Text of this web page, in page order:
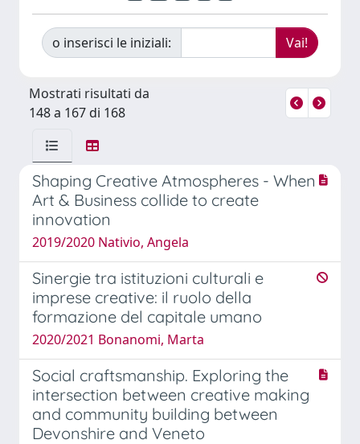
o inserisci le iniziali:
Mostrati risultati da
148 a 167 di 168
Shaping Creative Atmospheres - When
Art & Business collide to create
innovation
2019/2020 Nativio, Angela
Sinergie tra istituzioni culturali e
imprese creative: il ruolo della
formazione del capitale umano
2020/2021 Bonanomi, Marta
Social craftsmanship. Exploring the
intersection between creative making
and community building between
Devonshire and Veneto